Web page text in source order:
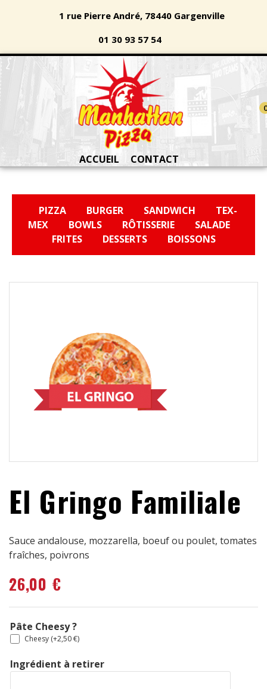
1 rue Pierre André, 78440 Gargenville
01 30 93 57 54
0
ACCUEIL CONTACT
PIZZA BURGER SANDWICH
TEX-
MEX
BOWLS RÔTISSERIE
SALADE
FRITES
DESSERTS BOISSONS
El Gringo Familiale
Sauce andalouse, mozzarella, boeuf ou poulet, tomates
fraîches, poivrons
26,00 €
Pâte Cheesy ?
Cheesy (+2,50€)
Ingrédient à retirer